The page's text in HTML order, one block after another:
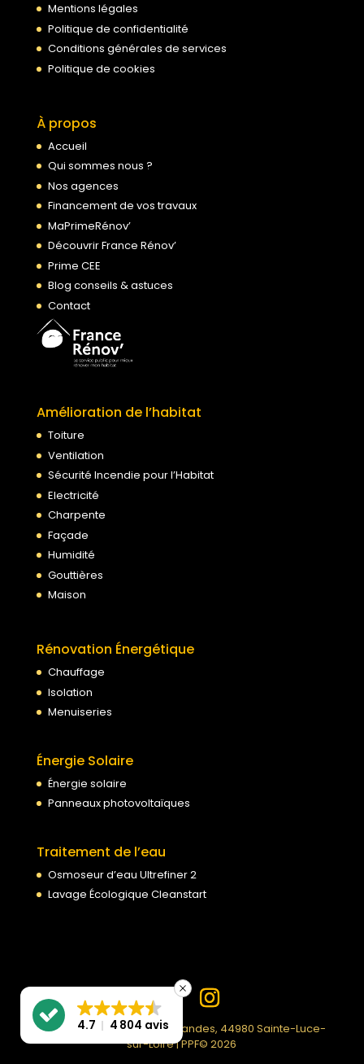
Mentions légales
Politique de confidentialité
Conditions générales de services
Politique de cookies
À propos
Accueil
Qui sommes nous ?
Nos agences
Financement de vos travaux
MaPrimeRénov’
Découvrir France Rénov’
Prime CEE
Blog conseils & astuces
Contact
Amélioration de l’habitat
Toiture
Ventilation
Sécurité Incendie pour l’Habitat
Electricité
Charpente
Façade
Humidité
Gouttières
Maison
Rénovation Énergétique
Chauffage
Isolation
Menuiseries
Énergie Solaire
Énergie solaire
Panneaux photovoltaïques
Traitement de l’eau
Osmoseur d’eau Ultrefiner 2
Lavage Écologique Cleanstart
PPF | 99 Rue du Moulin des Landes, 44980 Sainte-Luce-
sur-Loire | PPF© 2026
4.7 4 804 avis